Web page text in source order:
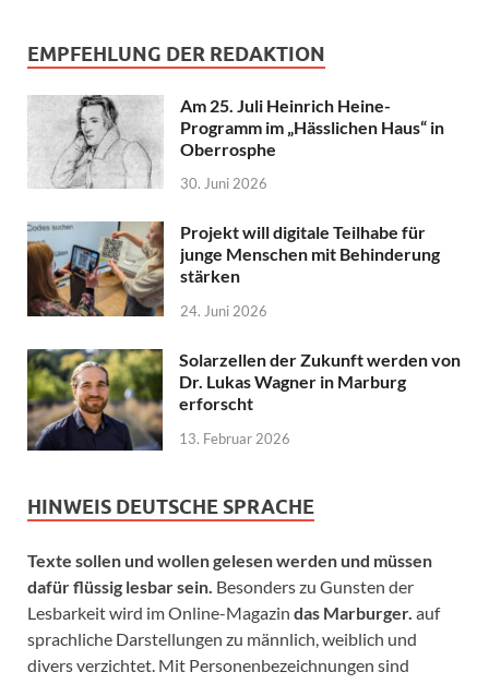
EMPFEHLUNG DER REDAKTION
Am 25. Juli Heinrich Heine-
Programm im „Hässlichen Haus“ in
Oberrosphe
30. Juni 2026
Projekt will digitale Teilhabe für
junge Menschen mit Behinderung
stärken
24. Juni 2026
Solarzellen der Zukunft werden von
Dr. Lukas Wagner in Marburg
erforscht
13. Februar 2026
HINWEIS DEUTSCHE SPRACHE
Texte sollen und wollen gelesen werden und müssen
dafür flüssig lesbar sein. Besonders zu Gunsten der
Lesbarkeit wird im Online-Magazin das Marburger. auf
sprachliche Darstellungen zu männlich, weiblich und
divers verzichtet. Mit Personenbezeichnungen sind